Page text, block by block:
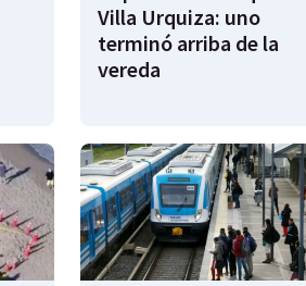
Villa Urquiza: uno
terminó arriba de la
vereda